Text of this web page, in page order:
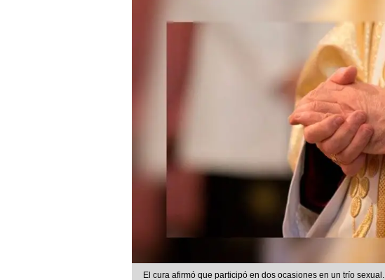
El cura afirmó que participó en dos ocasiones en un trío sexual.